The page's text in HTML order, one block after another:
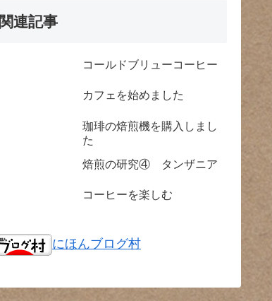
関連記事
コールドブリューコーヒー
カフェを始めました
珈琲の焙煎機を購入しまし
た
焙煎の研究④ タンザニア
コーヒーを楽しむ
にほんブログ村